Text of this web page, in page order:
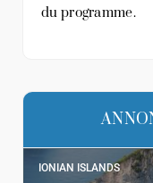
du programme.
IONIAN ISLANDS